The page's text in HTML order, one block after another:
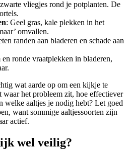
vliegjes rond je potplanten. De
: Geel gras, kale plekken in het
omvallen.
randen aan bladeren en schade aan
ronde vraatplekken in bladeren,
wat aarde op om een kijkje te
waar het probleem zit, hoe effectiever
aaltjes je nodig hebt? Let goed
want sommige aaltjessoorten zijn
actief.
wel veilig?